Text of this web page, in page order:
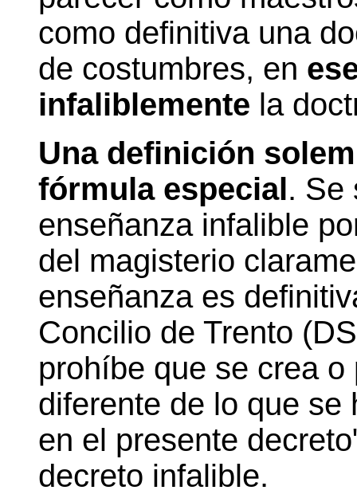
como definitiva una
de costumbres, en
infaliblemente la
Una definición
fórmula especial. Se
enseñanza infalible
del magisterio
enseñanza es
Concilio de Trento
prohíbe que se crea
diferente de lo que se
en el presente
decreto infalible.